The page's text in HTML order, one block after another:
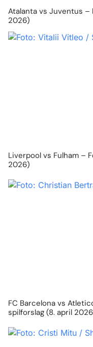
Atalanta vs Juventus –
2026)
Liverpool vs Fulham –
2026)
FC Barcelona vs
spilforslag (8. april